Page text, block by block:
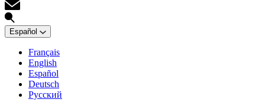
Español
Français
English
Español
Deutsch
Русский